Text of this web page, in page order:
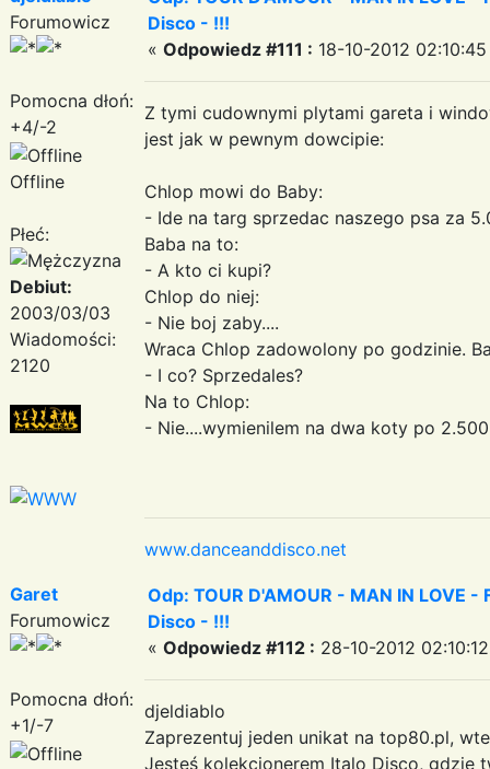
Forumowicz
Pomocna dłoń:
+4/-2
Offline
Płeć:
Debiut:
2003/03/03
Wiadomości:
2120
Disco - !!!
« Odpowiedz #111 : 18-10-2012
Z tymi cudownymi plytami gareta i
jest jak w pewnym dowcipie:
Chlop mowi do Baby:
- Ide na targ sprzedac naszego psa za
Baba na to:
- A kto ci kupi?
Chlop do niej:
- Nie boj zaby....
Wraca Chlop zadowolony po godzinie.
- I co? Sprzedales?
Na to Chlop:
- Nie....wymienilem na dwa koty po
www.danceanddisco.net
Garet
Forumowicz
Pomocna dłoń:
+1/-7
Odp: TOUR D'AMOUR - MAN IN LOVE
Disco - !!!
« Odpowiedz #112 : 28-10-2012
djeldiablo
Zaprezentuj jeden unikat na top80.pl,
Jesteś kolekcjonerem Italo Disco, gdzie